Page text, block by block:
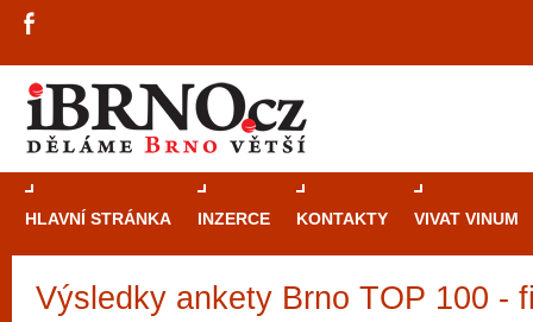
HLAVNÍ STRÁNKA INZERCE KONTAKTY VIVAT VINUM
Výsledky ankety Brno TOP 100 -
Průvodce